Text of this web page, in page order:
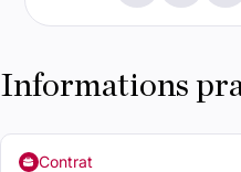
Informations
Contrat